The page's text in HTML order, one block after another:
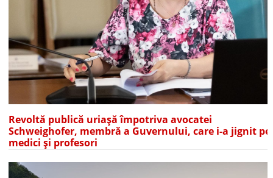
Revoltă publică uriașă împotriva avocatei
Schweighofer, membră a Guvernului, care i-a jignit pe
medici și profesori